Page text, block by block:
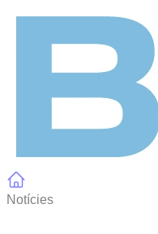
Notícies